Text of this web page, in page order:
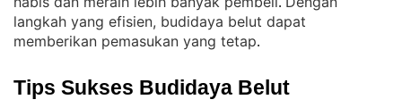
langkah yang efisien, budidaya belut dapat
memberikan pemasukan yang tetap.
Tips Sukses Budidaya Belut